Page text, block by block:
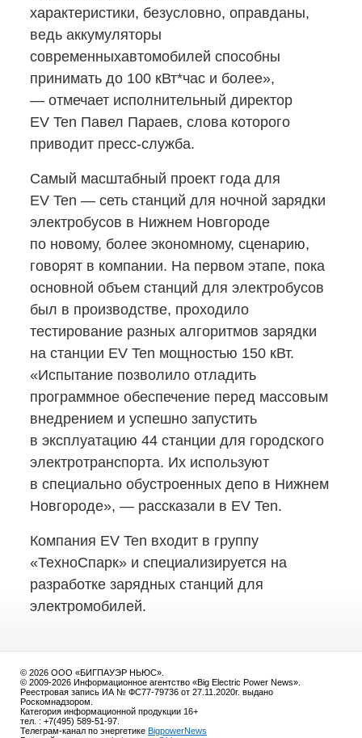
характеристики, безусловно, оправданы,
ведь аккумуляторы
современныхавтомобилей способны
принимать до 100 кВт*час и более»,
— отмечает исполнительный директор
EV Ten Павел Параев, слова которого
приводит пресс-служба.
Самый масштабный проект года для
EV Ten — сеть станций для ночной зарядки
электробусов в Нижнем Новгороде
по новому, более экономному, сценарию,
говорят в компании. На первом этапе, пока
основной объем станций для электробусов
был в производстве, проходило
тестирование разных алгоритмов зарядки
на станции EV Ten мощностью 150 кВт.
«Испытание позволило отладить
программное обеспечение перед массовым
внедрением и успешно запустить
в эксплуатацию 44 станции для городского
электротранспорта. Их используют
в специально обустроенных депо в Нижнем
Новгороде», — рассказали в EV Ten.
Компания EV Ten входит в группу
«ТехноСпарк» и специализируется на
разработке зарядных станций для
электромобилей.
© 2026 ООО «БИГПАУЭР НЬЮС».
© 2009-2026 Информационное агентство «Big Electric Power News».
Реестровая запись ИА № ФС77-79736 от 27.11.2020г. выдано
Роскомнадзором.
Категория информационной продукции 16+
тел. : +7(495) 589-51-97.
Телеграм-канал по энергетике BigpowerNews